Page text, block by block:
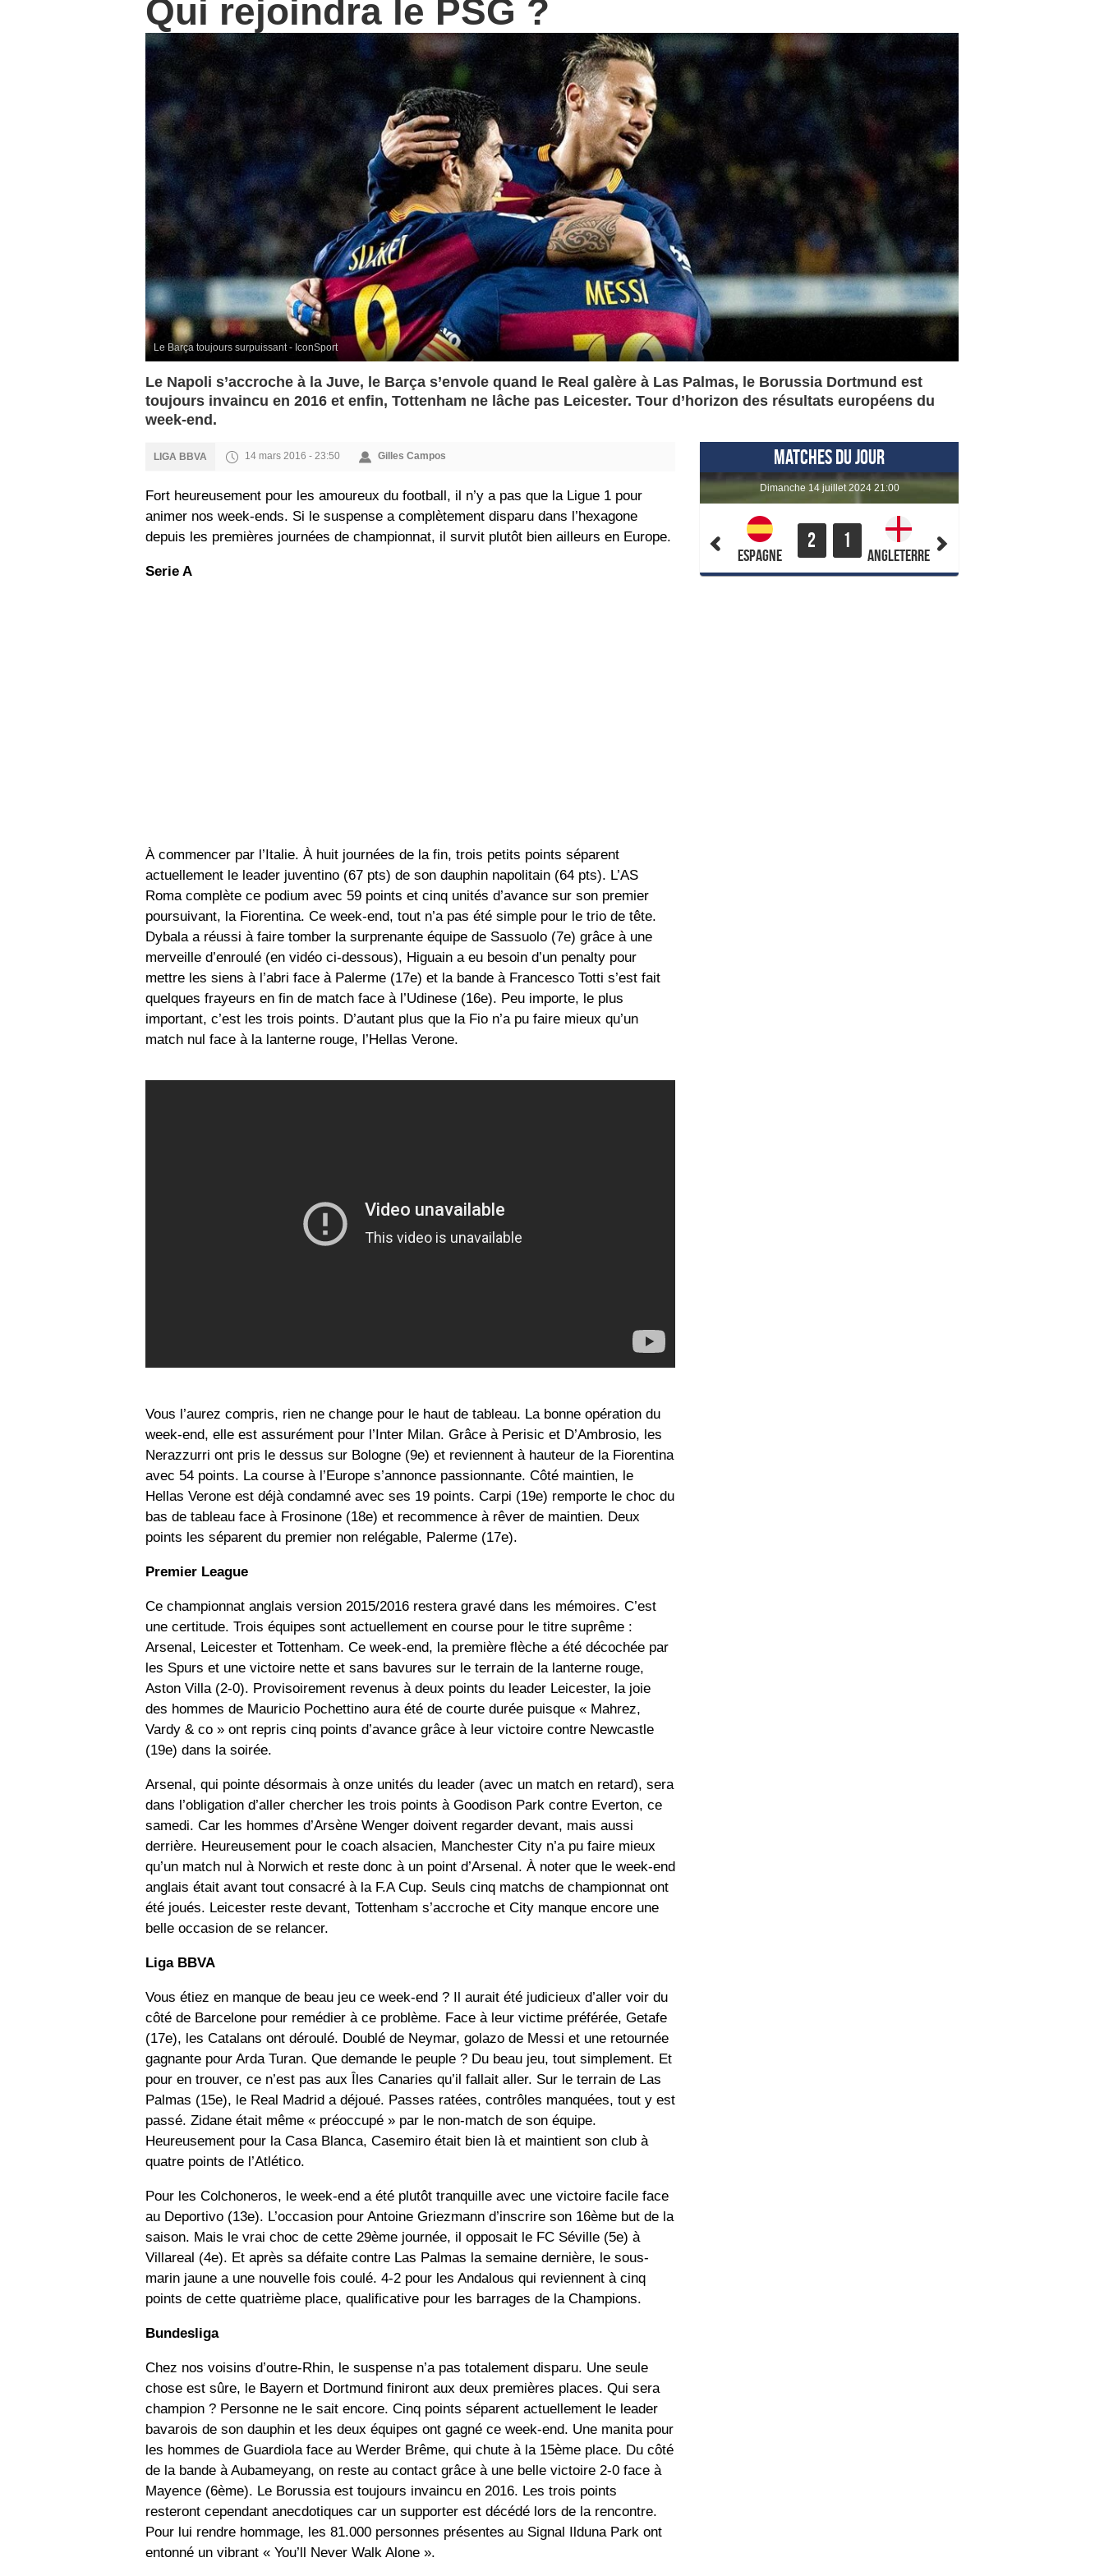
Qui rejoindra le PSG ?
Le Barça toujours surpuissant - IconSport
Le Napoli s’accroche à la Juve, le Barça s’envole quand le Real galère à Las Palmas, le Borussia Dortmund est
toujours invaincu en 2016 et enfin, Tottenham ne lâche pas Leicester. Tour d’horizon des résultats européens du
week-end.
LIGA BBVA 14 mars 2016 - 23:50 Gilles Campos
Fort heureusement pour les amoureux du football, il n’y a pas que la Ligue 1 pour
animer nos week-ends. Si le suspense a complètement disparu dans l’hexagone
depuis les premières journées de championnat, il survit plutôt bien ailleurs en Europe.
Serie A
À commencer par l’Italie. À huit journées de la fin, trois petits points séparent
actuellement le leader juventino (67 pts) de son dauphin napolitain (64 pts). L’AS
Roma complète ce podium avec 59 points et cinq unités d’avance sur son premier
poursuivant, la Fiorentina. Ce week-end, tout n’a pas été simple pour le trio de tête.
Dybala a réussi à faire tomber la surprenante équipe de Sassuolo (7e) grâce à une
merveille d’enroulé (en vidéo ci-dessous), Higuain a eu besoin d’un penalty pour
mettre les siens à l’abri face à Palerme (17e) et la bande à Francesco Totti s’est fait
quelques frayeurs en fin de match face à l’Udinese (16e). Peu importe, le plus
important, c’est les trois points. D’autant plus que la Fio n’a pu faire mieux qu’un
match nul face à la lanterne rouge, l’Hellas Verone.
Vous l’aurez compris, rien ne change pour le haut de tableau. La bonne opération du
week-end, elle est assurément pour l’Inter Milan. Grâce à Perisic et D’Ambrosio, les
Nerazzurri ont pris le dessus sur Bologne (9e) et reviennent à hauteur de la Fiorentina
avec 54 points. La course à l’Europe s’annonce passionnante. Côté maintien, le
Hellas Verone est déjà condamné avec ses 19 points. Carpi (19e) remporte le choc du
bas de tableau face à Frosinone (18e) et recommence à rêver de maintien. Deux
points les séparent du premier non relégable, Palerme (17e).
Premier League
Ce championnat anglais version 2015/2016 restera gravé dans les mémoires. C’est
une certitude. Trois équipes sont actuellement en course pour le titre suprême :
Arsenal, Leicester et Tottenham. Ce week-end, la première flèche a été décochée par
les Spurs et une victoire nette et sans bavures sur le terrain de la lanterne rouge,
Aston Villa (2-0). Provisoirement revenus à deux points du leader Leicester, la joie
des hommes de Mauricio Pochettino aura été de courte durée puisque « Mahrez,
Vardy & co » ont repris cinq points d’avance grâce à leur victoire contre Newcastle
(19e) dans la soirée.
Arsenal, qui pointe désormais à onze unités du leader (avec un match en retard), sera
dans l’obligation d’aller chercher les trois points à Goodison Park contre Everton, ce
samedi. Car les hommes d’Arsène Wenger doivent regarder devant, mais aussi
derrière. Heureusement pour le coach alsacien, Manchester City n’a pu faire mieux
qu’un match nul à Norwich et reste donc à un point d’Arsenal. À noter que le week-end
anglais était avant tout consacré à la F.A Cup. Seuls cinq matchs de championnat ont
été joués. Leicester reste devant, Tottenham s’accroche et City manque encore une
belle occasion de se relancer.
Liga BBVA
Vous étiez en manque de beau jeu ce week-end ? Il aurait été judicieux d’aller voir du
côté de Barcelone pour remédier à ce problème. Face à leur victime préférée, Getafe
(17e), les Catalans ont déroulé. Doublé de Neymar, golazo de Messi et une retournée
gagnante pour Arda Turan. Que demande le peuple ? Du beau jeu, tout simplement. Et
pour en trouver, ce n’est pas aux Îles Canaries qu’il fallait aller. Sur le terrain de Las
Palmas (15e), le Real Madrid a déjoué. Passes ratées, contrôles manquées, tout y est
passé. Zidane était même « préoccupé » par le non-match de son équipe.
Heureusement pour la Casa Blanca, Casemiro était bien là et maintient son club à
quatre points de l’Atlético.
Pour les Colchoneros, le week-end a été plutôt tranquille avec une victoire facile face
au Deportivo (13e). L’occasion pour Antoine Griezmann d’inscrire son 16ème but de la
saison. Mais le vrai choc de cette 29ème journée, il opposait le FC Séville (5e) à
Villareal (4e). Et après sa défaite contre Las Palmas la semaine dernière, le sous-
marin jaune a une nouvelle fois coulé. 4-2 pour les Andalous qui reviennent à cinq
points de cette quatrième place, qualificative pour les barrages de la Champions.
Bundesliga
Chez nos voisins d’outre-Rhin, le suspense n’a pas totalement disparu. Une seule
chose est sûre, le Bayern et Dortmund finiront aux deux premières places. Qui sera
champion ? Personne ne le sait encore. Cinq points séparent actuellement le leader
bavarois de son dauphin et les deux équipes ont gagné ce week-end. Une manita pour
les hommes de Guardiola face au Werder Brême, qui chute à la 15ème place. Du côté
de la bande à Aubameyang, on reste au contact grâce à une belle victoire 2-0 face à
Mayence (6ème). Le Borussia est toujours invaincu en 2016. Les trois points
resteront cependant anecdotiques car un supporter est décédé lors de la rencontre.
Pour lui rendre hommage, les 81.000 personnes présentes au Signal Ilduna Park ont
entonné un vibrant « You’ll Never Walk Alone ».
MATCHES DU JOUR
dimanche 14 juillet 2024 21:00
Espagne
2 1
Angleterre